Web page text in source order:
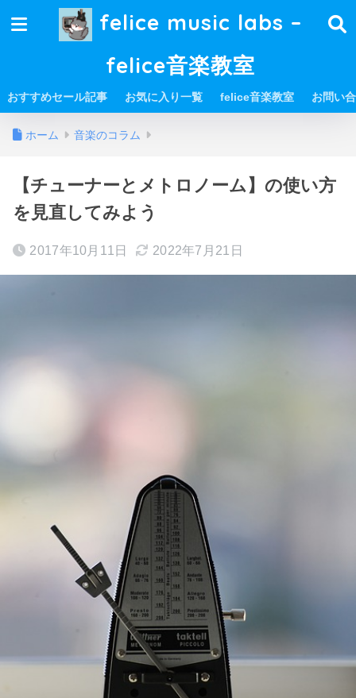
felice music labs –
felice音楽教室
おすすめセール記事 お気に入り一覧 felice音楽教室 お問い
ホーム 音楽のコラム
【チューナーとメトロノーム】の使い方
を見直してみよう
2017年10月11日 2022年7月21日